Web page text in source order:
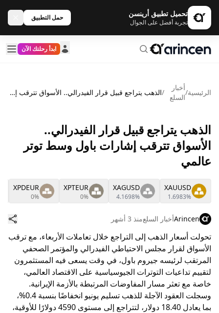
تحميل تطبيق أرينسن
تجربة أفضل على الجوال
حمل التطبيق
ابدأ رحلتك الآن
الرئيسية/
أخبار
السلع
/ الذهب يتراجع قبيل قرار الفيدرالي.. الأسواق تترقب إشارات باول وسط توتر عالمي
الذهب يتراجع قبيل قرار الفيدرالي..
الأسواق تترقب إشارات باول وسط توتر
عالمي
XAUUSD
1.6983%
XAGUSD
4.1698%
XPTEUR
0%
XPDEUR
0%
Arincenأخبار السلعمنذ 3 أشهر
تحولت أسعار الذهب إلى التراجع خلال تعاملات الأربعاء، مع ترقب
الأسواق لقرار مجلس الاحتياطي الفيدرالي والمؤتمر الصحفي
المرتقب لرئيسه جيروم باول، في وقت يسعى فيه المستثمرون
لتقييم تداعيات التوترات الجيوسياسية على الاقتصاد العالمي،
خاصة مع تعثر مسار المفاوضات المرتبطة بالأزمة الإيرانية.
وسجلت العقود الآجلة للذهب تسليم يونيو انخفاضًا بنسبة 0.4%،
بما يعادل 18.40 دولار، لتتراجع إلى مستوى 4590 دولارًا للأوقية،